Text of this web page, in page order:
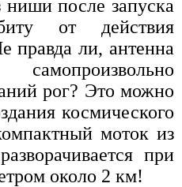
после запуска
от действия
правда ли, антенна
рог? Это можно
космического
моток из
при
около 2 км!